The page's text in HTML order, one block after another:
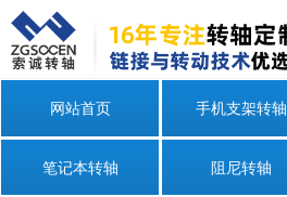
网站首页 手机支架转轴
笔记本转轴 阻尼转轴